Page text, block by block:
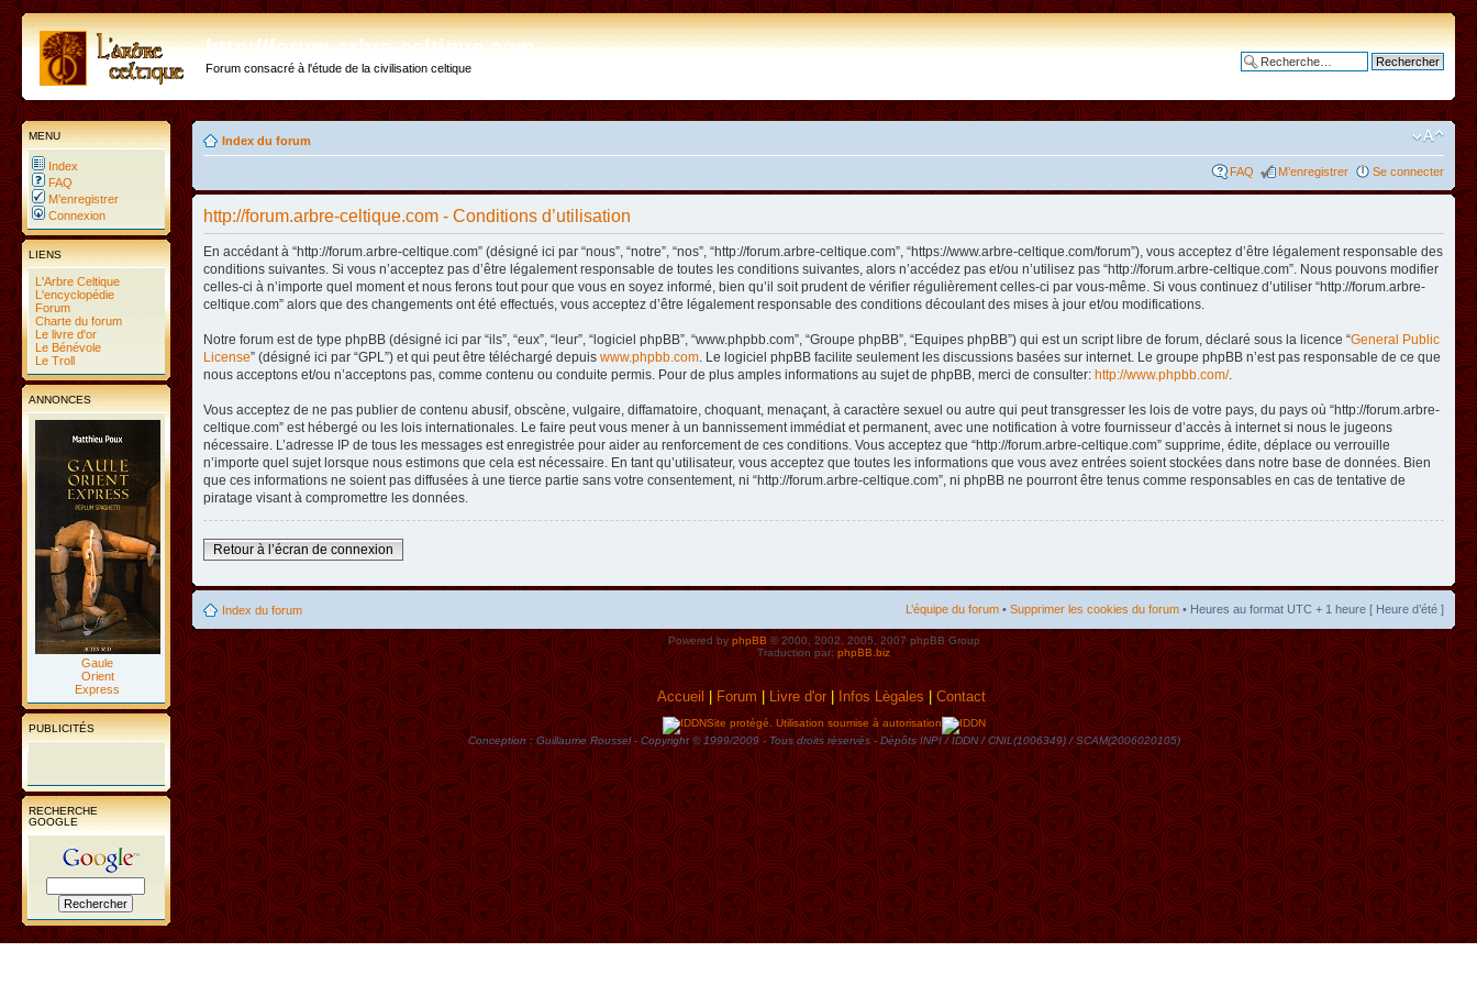
http://forum.arbre-celtique.com
Forum consacré à l'étude de la civilisation celtique
MENU
Index
FAQ
M’enregistrer
Connexion
LIENS
L'Arbre Celtique
L'encyclopédie
Forum
Charte du forum
Le livre d'or
Le Bénévole
Le Troll
ANNONCES
Gaule
Orient
Express
PUBLICITÉS
RECHERCHE
GOOGLE
Index du forum
FAQ M’enregistrer Se connecter
http://forum.arbre-celtique.com - Conditions d’utilisation
En accédant à “http://forum.arbre-celtique.com” (désigné ici par “nous”, “notre”, “nos”, “http://forum.arbre-celtique.com”, “https://www.arbre-celtique.com/forum”), vous acceptez d’être légalement responsable des
conditions suivantes. Si vous n’acceptez pas d’être légalement responsable de toutes les conditions suivantes, alors n’accédez pas et/ou n’utilisez pas “http://forum.arbre-celtique.com”. Nous pouvons modifier
celles-ci à n’importe quel moment et nous ferons tout pour que vous en soyez informé, bien qu’il soit prudent de vérifier régulièrement celles-ci par vous-même. Si vous continuez d’utiliser “http://forum.arbre-
celtique.com” alors que des changements ont été effectués, vous acceptez d’être légalement responsable des conditions découlant des mises à jour et/ou modifications.
Notre forum est de type phpBB (désigné ici par “ils”, “eux”, “leur”, “logiciel phpBB”, “www.phpbb.com”, “Groupe phpBB”, “Equipes phpBB”) qui est un script libre de forum, déclaré sous la licence “General Public
License” (désigné ici par “GPL”) et qui peut être téléchargé depuis www.phpbb.com . Le logiciel phpBB facilite seulement les discussions basées sur internet. Le groupe phpBB n’est pas responsable de ce que
nous acceptons et/ou n’acceptons pas, comme contenu ou conduite permis. Pour de plus amples informations au sujet de phpBB, merci de consulter: http://www.phpbb.com/.
Vous acceptez de ne pas publier de contenu abusif, obscène, vulgaire, diffamatoire, choquant, menaçant, à caractère sexuel ou autre qui peut transgresser les lois de votre pays, du pays où “http://forum.arbre-
celtique.com” est hébergé ou les lois internationales. Le faire peut vous mener à un bannissement immédiat et permanent, avec une notification à votre fournisseur d’accès à internet si nous le jugeons
nécessaire. L’adresse IP de tous les messages est enregistrée pour aider au renforcement de ces conditions. Vous acceptez que “http://forum.arbre-celtique.com” supprime, édite, déplace ou verrouille
n’importe quel sujet lorsque nous estimons que cela est nécessaire. En tant qu’utilisateur, vous acceptez que toutes les informations que vous avez entrées soient stockées dans notre base de données. Bien
que ces informations ne soient pas diffusées à une tierce partie sans votre consentement, ni “http://forum.arbre-celtique.com”, ni phpBB ne pourront être tenus comme responsables en cas de tentative de
piratage visant à compromettre les données.
Retour à l’écran de connexion
Index du forum L’équipe du forum • Supprimer les cookies du forum • Heures au format UTC + 1 heure [ Heure d’été ]
Powered byphpBB© 2000, 2002, 2005, 2007 phpBB Group
Traduction par:phpBB.biz
Accueil|Forum|Livre d'or|Infos Lègales|Contact
Site protégé. Utilisation soumise à autorisation
Conception : Guillaume Roussel - Copyright © 1999/2009 - Tous droits rèservès - Dèpôts INPI / IDDN / CNIL(1006349) / SCAM(2006020105)